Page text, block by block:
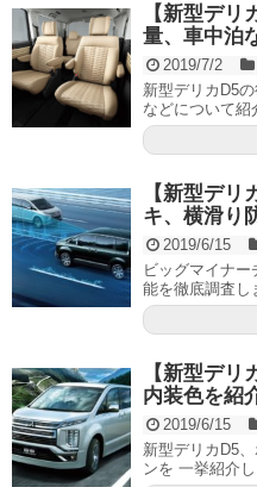
【新型デ
量、車中泊
2019/7/2
新型デリカD5
などについて紹
【新型デ
キ、横滑り
2019/6/15
ビッグマイナ
能を徹底調査し
【新型デリ
内装色を紹
2019/6/15
新型デリカD5
ンを 一挙紹介し